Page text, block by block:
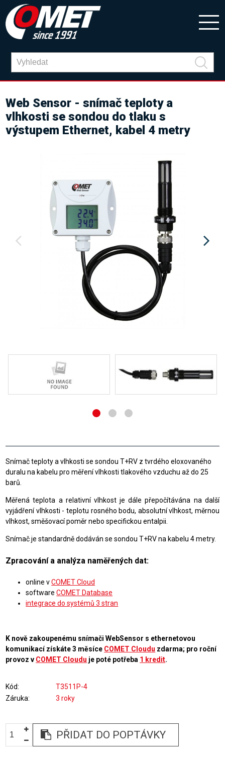
Web Sensor - snímač teploty a
vlhkosti se sondou do tlaku s
výstupem Ethernet, kabel 4 metry
Snímač teploty a vlhkosti se sondou T+RV z tvrdého eloxovaného
duralu na kabelu pro měření vlhkosti tlakového vzduchu až do 25
barů.
Měřená teplota a relativní vlhkost je dále přepočítávána na další
vyjádření vlhkosti - teplotu rosného bodu, absolutní vlhkost, měrnou
vlhkost, směšovací poměr nebo specifickou entalpii.
Snímač je standardně dodáván se sondou T+RV na kabelu 4 metry.
Zpracování a analýza naměřených dat:
online vCOMET Cloud
softwareCOMET Database
integrace do systémů 3 stran
K nově zakoupenému snímači WebSensor s ethernetovou
komunikací získáte 3 měsíce COMET Cloudu zdarma; pro roční
provoz v COMET Cloudu je poté potřeba 1 kredit.
Kód
T3511P-4
Záruka
3 roky
PŘIDAT DO POPTÁVKY